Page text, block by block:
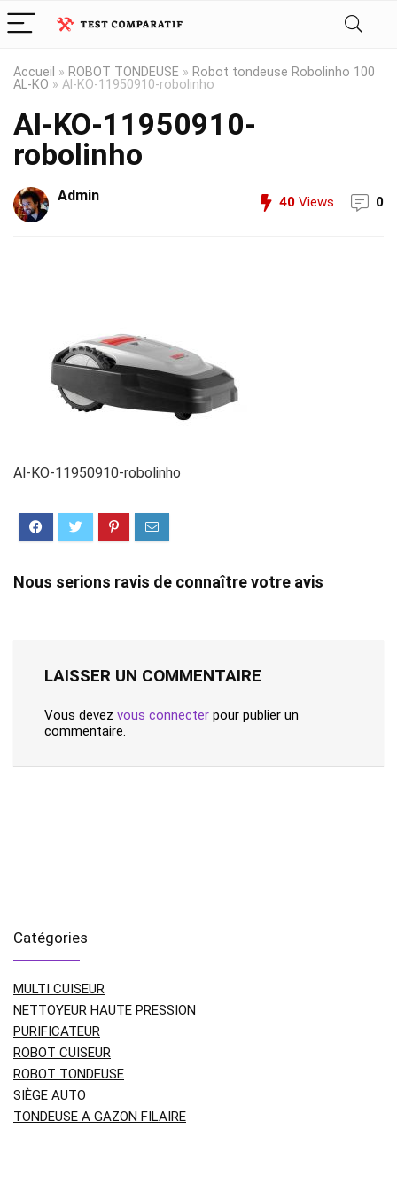
Accueil » ROBOT TONDEUSE » Robot tondeuse Robolinho 100
AL-KO » Al-KO-11950910-robolinho
Al-KO-11950910-
robolinho
Admin 40 Views 0
Al-KO-11950910-robolinho
Nous serions ravis de connaître votre avis
LAISSER UN COMMENTAIRE
Vous devez vous connecter pour publier un
commentaire.
Catégories
MULTI CUISEUR
NETTOYEUR HAUTE PRESSION
PURIFICATEUR
ROBOT CUISEUR
ROBOT TONDEUSE
SIÈGE AUTO
TONDEUSE A GAZON FILAIRE